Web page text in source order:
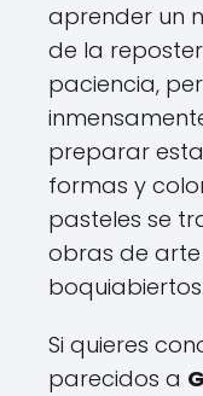
aprender un
de la
paciencia,
preparar
formas y
pasteles se
obras de
boquiabiertos.
Si quieres
parecidos a